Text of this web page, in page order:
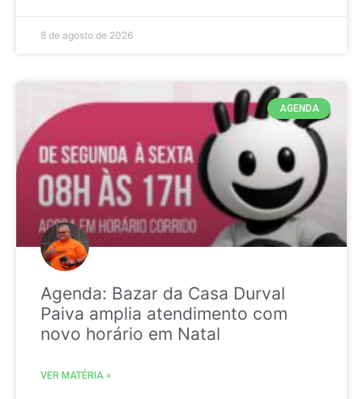
8 de agosto de 2026
AGENDA
Agenda: Bazar da Casa Durval
Paiva amplia atendimento com
novo horário em Natal
VER MATÉRIA »